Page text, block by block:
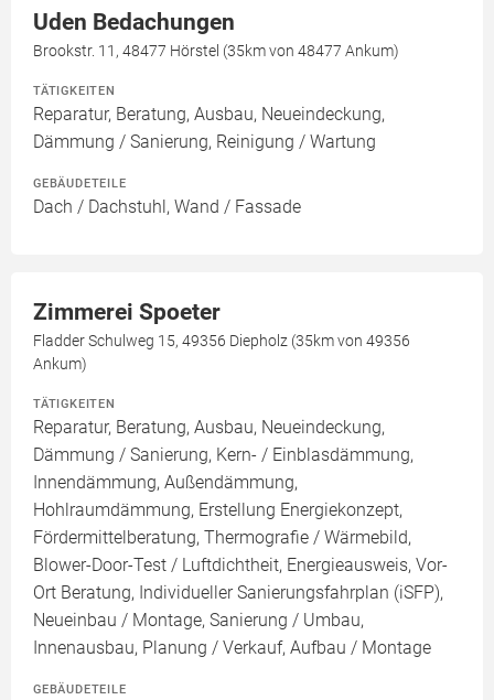
Uden Bedachungen
Brookstr. 11, 48477 Hörstel (35km von 48477 Ankum)
TÄTIGKEITEN
Reparatur, Beratung, Ausbau, Neueindeckung,
Dämmung / Sanierung, Reinigung / Wartung
GEBÄUDETEILE
Dach / Dachstuhl, Wand / Fassade
Zimmerei Spoeter
Fladder Schulweg 15, 49356 Diepholz (35km von 49356
Ankum)
TÄTIGKEITEN
Reparatur, Beratung, Ausbau, Neueindeckung,
Dämmung / Sanierung, Kern- / Einblasdämmung,
Innendämmung, Außendämmung,
Hohlraumdämmung, Erstellung Energiekonzept,
Fördermittelberatung, Thermografie / Wärmebild,
Blower-Door-Test / Luftdichtheit, Energieausweis, Vor-
Ort Beratung, Individueller Sanierungsfahrplan (iSFP),
Neueinbau / Montage, Sanierung / Umbau,
Innenausbau, Planung / Verkauf, Aufbau / Montage
GEBÄUDETEILE